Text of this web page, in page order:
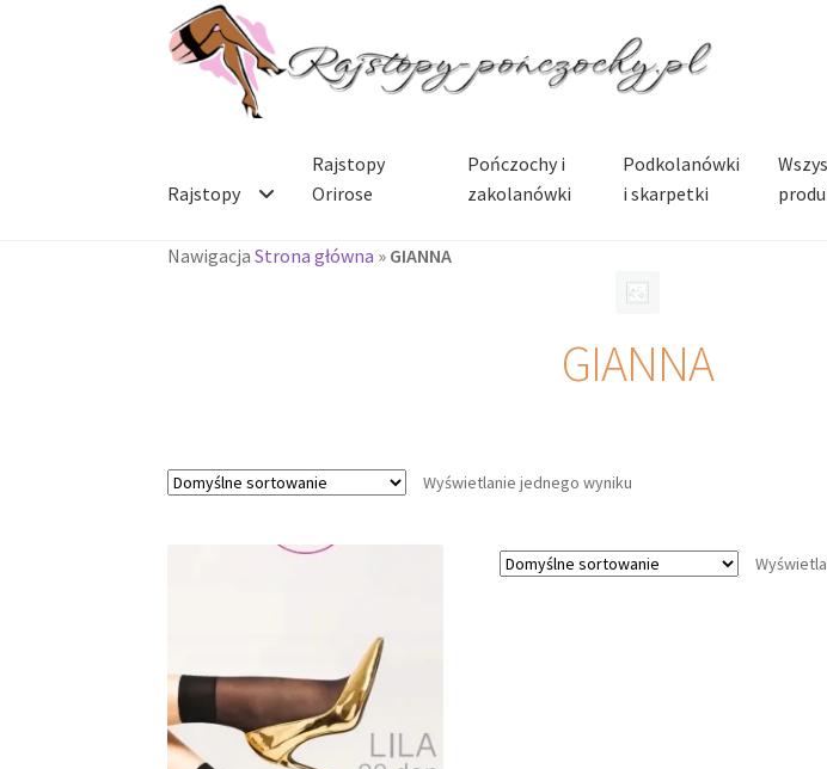
Przejdź
do
nawigacji
Przejdź
do
treści
Rajstopy
Rajstopy
Orirose
Pończochy i
zakolanówki
Podkolanówki
i skarpetki
NawigacjaStrona główna » GIANNA
GIANNA
Wyświetlanie jednego wyniku